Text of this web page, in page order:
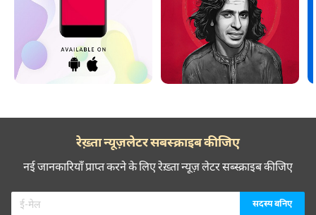
रेख़्ता न्यूज़लेटर सबस्क्राइब कीजिए
नई जानकारियाँ प्राप्त करने के लिए रेख़्ता न्यूज़ लेटर सब्स्क्राइब कीजिए